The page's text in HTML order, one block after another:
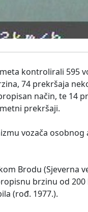
kontrolirali 595
74 prekršaja
način, te 14
prekršaji.
vozača osobnog
Brodu (Sjeverna
brzinu od
(rođ. 1977.).